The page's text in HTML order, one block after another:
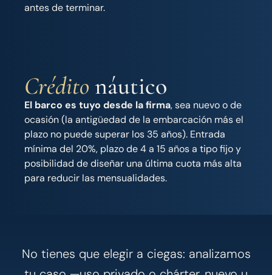
antes de terminar.
Crédito náutico
El barco es tuyo desde la firma, sea nuevo o de
ocasión (la antigüedad de la embarcación más el
plazo no puede superar los 35 años). Entrada
mínima del 20%, plazo de 4 a 15 años a tipo fijo y
posibilidad de diseñar una última cuota más alta
para reducir las mensualidades.
No tienes que elegir a ciegas: analizamos